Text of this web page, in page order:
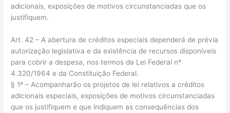
adicionais, exposições de motivos circunstanciadas que os
justifiquem.
Art. 42 – A abertura de créditos especiais dependerá de prévia
autorização legislativa e da existência de recursos disponíveis
para cobrir a despesa, nos termos da Lei Federal nº
4.320/1964 e da Constituição Federal.
§ 1º – Acompanharão os projetos de lei relativos a créditos
adicionais especiais, exposições de motivos circunstanciadas
que os justifiquem e que indiquem as consequências dos